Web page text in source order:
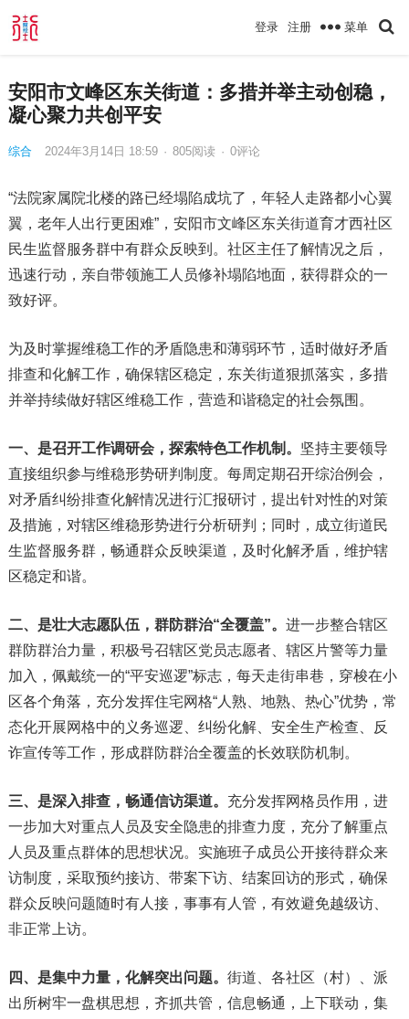
登录 注册 菜单
安阳市文峰区东关街道：多措并举主动创稳，
凝心聚力共创平安
综合 2024年3月14日 18:59 · 805阅读 · 0评论
“法院家属院北楼的路已经塌陷成坑了，年轻人走路都小心翼
翼，老年人出行更困难”，安阳市文峰区东关街道育才西社区
民生监督服务群中有群众反映到。社区主任了解情况之后，
迅速行动，亲自带领施工人员修补塌陷地面，获得群众的一
致好评。
为及时掌握维稳工作的矛盾隐患和薄弱环节，适时做好矛盾
排查和化解工作，确保辖区稳定，东关街道狠抓落实，多措
并举持续做好辖区维稳工作，营造和谐稳定的社会氛围。
一、是召开工作调研会，探索特色工作机制。 坚持主要领导
直接组织参与维稳形势研判制度。每周定期召开综治例会，
对矛盾纠纷排查化解情况进行汇报研讨，提出针对性的对策
及措施，对辖区维稳形势进行分析研判；同时，成立街道民
生监督服务群，畅通群众反映渠道，及时化解矛盾，维护辖
区稳定和谐。
二、是壮大志愿队伍，群防群治“全覆盖”。 进一步整合辖区
群防群治力量，积极号召辖区党员志愿者、辖区片警等力量
加入，佩戴统一的“平安巡逻”标志，每天走街串巷，穿梭在小
区各个角落，充分发挥住宅网格“人熟、地熟、热心”优势，常
态化开展网格中的义务巡逻、纠纷化解、安全生产检查、反
诈宣传等工作，形成群防群治全覆盖的长效联防机制。
三、是深入排查，畅通信访渠道。 充分发挥网格员作用，进
一步加大对重点人员及安全隐患的排查力度，充分了解重点
人员及重点群体的思想状况。实施班子成员公开接待群众来
访制度，采取预约接访、带案下访、结案回访的形式，确保
群众反映问题随时有人接，事事有人管，有效避免越级访、
非正常上访。
四、是集中力量，化解突出问题。 街道、各社区（村）、派
出所树牢一盘棋思想，齐抓共管，信息畅通，上下联动，集